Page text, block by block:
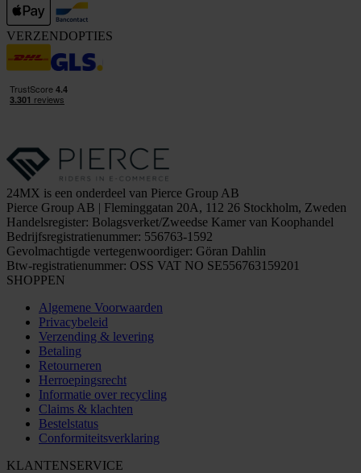
VERZENDOPTIES
24MX is een onderdeel van Pierce Group AB
Pierce Group AB | Fleminggatan 20A, 112 26 Stockholm, Zweden
Handelsregister: Bolagsverket/Zweedse Kamer van Koophandel
Bedrijfsregistratienummer: 556763-1592
Gevolmachtigde vertegenwoordiger: Göran Dahlin
Btw-registratienummer: OSS VAT NO SE556763159201
SHOPPEN
Algemene Voorwaarden
Privacybeleid
Verzending & levering
Betaling
Retourneren
Herroepingsrecht
Informatie over recycling
Claims & klachten
Bestelstatus
Conformiteitsverklaring
KLANTENSERVICE